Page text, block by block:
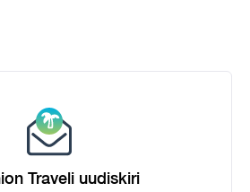
Traveli uudiskiri